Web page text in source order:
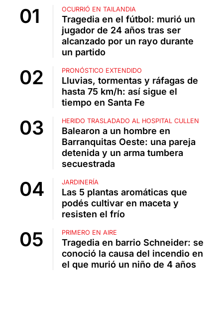
OCURRIÓ EN TAILANDIA
Tragedia en el fútbol: murió un
jugador de 24 años tras ser
alcanzado por un rayo durante
un partido
PRONÓSTICO EXTENDIDO
Lluvias, tormentas y ráfagas de
hasta 75 km/h: así sigue el
tiempo en Santa Fe
HERIDO TRASLADADO AL HOSPITAL CULLEN
Balearon a un hombre en
Barranquitas Oeste: una pareja
detenida y un arma tumbera
secuestrada
JARDINERÍA
Las 5 plantas aromáticas que
podés cultivar en maceta y
resisten el frío
PRIMERO EN AIRE
Tragedia en barrio Schneider: se
conoció la causa del incendio en
el que murió un niño de 4 años